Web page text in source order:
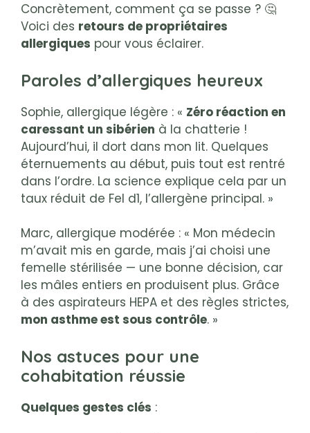
Concrètement, comment ça se passe ? 🤔
Voici des retours de propriétaires
allergiques pour vous éclairer.
Paroles d’allergiques heureux
Sophie, allergique légère : « Zéro réaction en
caressant un sibérien à la chatterie !
Aujourd’hui, il dort dans mon lit. Quelques
éternuements au début, puis tout est rentré
dans l’ordre. La science explique cela par un
taux réduit de Fel d1, l’allergène principal. »
Marc, allergique modérée : « Mon médecin
m’avait mis en garde, mais j’ai choisi une
femelle stérilisée — une bonne décision, car
les mâles entiers en produisent plus. Grâce
à des aspirateurs HEPA et des règles strictes,
mon asthme est sous contrôle. »
Nos astuces pour une
cohabitation réussie
Quelques gestes clés :